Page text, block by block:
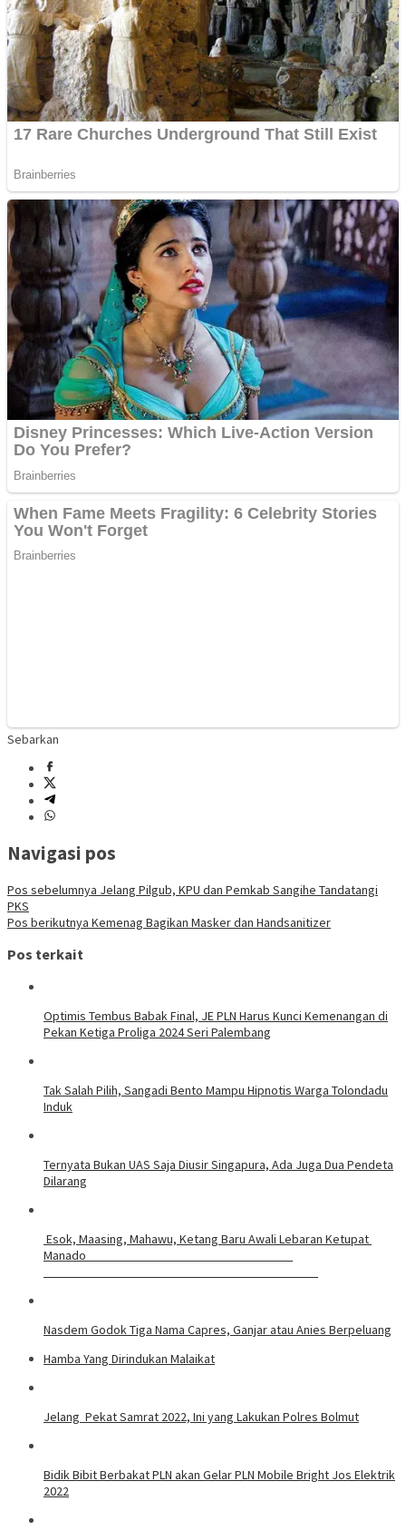
Sebarkan
Navigasi pos
Pos sebelumnya Jelang Pilgub, KPU dan Pemkab Sangihe Tandatangi
PKS
Pos berikutnya Kemenag Bagikan Masker dan Handsanitizer
Pos terkait
Optimis Tembus Babak Final, JE PLN Harus Kunci Kemenangan di
Pekan Ketiga Proliga 2024 Seri Palembang
Tak Salah Pilih, Sangadi Bento Mampu Hipnotis Warga Tolondadu
Induk
Ternyata Bukan UAS Saja Diusir Singapura, Ada Juga Dua Pendeta
Dilarang
Esok, Maasing, Mahawu, Ketang Baru Awali Lebaran Ketupat
Manado
Nasdem Godok Tiga Nama Capres, Ganjar atau Anies Berpeluang
Hamba Yang Dirindukan Malaikat
Jelang Pekat Samrat 2022, Ini yang Lakukan Polres Bolmut
Bidik Bibit Berbakat PLN akan Gelar PLN Mobile Bright Jos Elektrik
2022